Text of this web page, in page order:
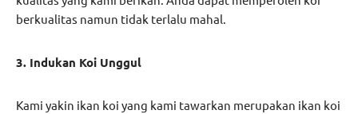
berkualitas namun tidak terlalu mahal.
3. Indukan Koi Unggul
Kami yakin ikan koi yang kami tawarkan merupakan ikan koi